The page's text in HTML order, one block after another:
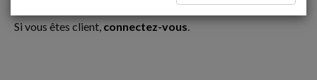
Si vous êtes client, connectez-vous